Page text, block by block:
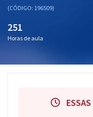
(CÓDIGO: 196509)
251
Horas de aula